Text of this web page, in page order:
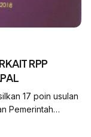
RPP
17 poin usulan
Pemerintah